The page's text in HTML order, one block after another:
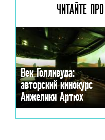
ЧИТАЙТЕ
Век Голливуда:
авторский кинокурс
Анжелики Артюх